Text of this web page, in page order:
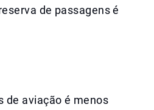
de passagens é
de aviação é menos